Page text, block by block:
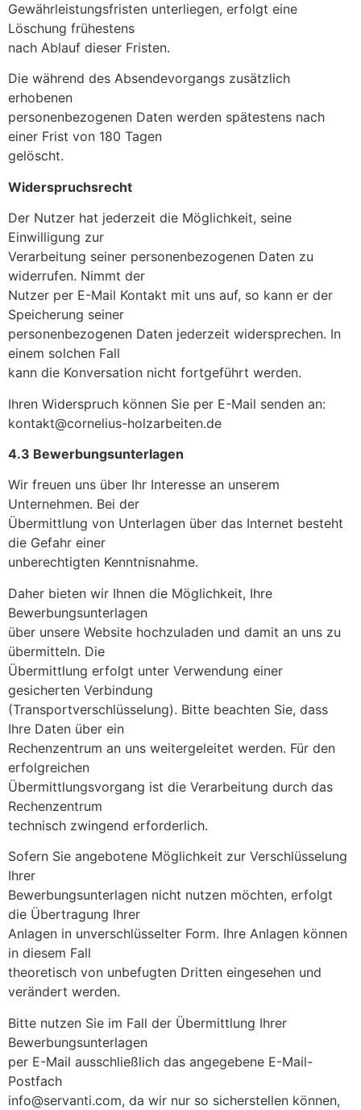
Gewährleistungsfristen unterliegen, erfolgt eine
Löschung frühestens
nach Ablauf dieser Fristen.
Die während des Absendevorgangs zusätzlich
erhobenen
personenbezogenen Daten werden spätestens nach
einer Frist von 180 Tagen
gelöscht.
Widerspruchsrecht
Der Nutzer hat jederzeit die Möglichkeit, seine
Einwilligung zur
Verarbeitung seiner personenbezogenen Daten zu
widerrufen. Nimmt der
Nutzer per E-Mail Kontakt mit uns auf, so kann er der
Speicherung seiner
personenbezogenen Daten jederzeit widersprechen. In
einem solchen Fall
kann die Konversation nicht fortgeführt werden.
Ihren Widerspruch können Sie per E-Mail senden an:
kontakt@cornelius-holzarbeiten.de
4.3 Bewerbungsunterlagen
Wir freuen uns über Ihr Interesse an unserem
Unternehmen. Bei der
Übermittlung von Unterlagen über das Internet besteht
die Gefahr einer
unberechtigten Kenntnisnahme.
Daher bieten wir Ihnen die Möglichkeit, Ihre
Bewerbungsunterlagen
über unsere Website hochzuladen und damit an uns zu
übermitteln. Die
Übermittlung erfolgt unter Verwendung einer
gesicherten Verbindung
(Transportverschlüsselung). Bitte beachten Sie, dass
Ihre Daten über ein
Rechenzentrum an uns weitergeleitet werden. Für den
erfolgreichen
Übermittlungsvorgang ist die Verarbeitung durch das
Rechenzentrum
technisch zwingend erforderlich.
Sofern Sie angebotene Möglichkeit zur Verschlüsselung
Ihrer
Bewerbungsunterlagen nicht nutzen möchten, erfolgt
die Übertragung Ihrer
Anlagen in unverschlüsselter Form. Ihre Anlagen können
in diesem Fall
theoretisch von unbefugten Dritten eingesehen und
verändert werden.
Bitte nutzen Sie im Fall der Übermittlung Ihrer
Bewerbungsunterlagen
per E-Mail ausschließlich das angegebene E-Mail-
Postfach
info@servanti.com, da wir nur so sicherstellen können,